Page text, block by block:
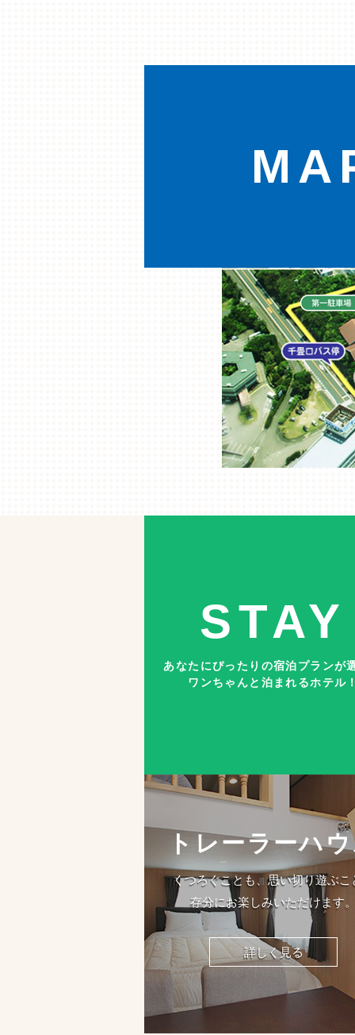
STAY
あなたにぴったりの宿泊プランが
ワンちゃんと泊まれるホテル
トレーラーハ
くつろぐことも、思い切り遊ぶこ
存分にお楽しみいただけます
詳しく見る